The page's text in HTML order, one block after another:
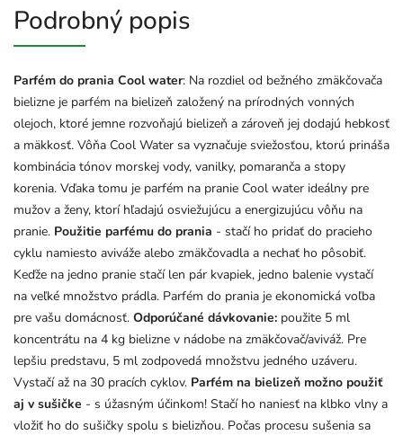
Podrobný popis
Parfém do prania Cool water: Na rozdiel od bežného zmäkčovača
bielizne je parfém na bielizeň založený na prírodných vonných
olejoch, ktoré jemne rozvoňajú bielizeň a zároveň jej dodajú hebkosť
a mäkkosť. Vôňa Cool Water sa vyznačuje sviežosťou, ktorú prináša
kombinácia tónov morskej vody, vanilky, pomaranča a stopy
korenia. Vďaka tomu je parfém na pranie Cool water ideálny pre
mužov a ženy, ktorí hľadajú osviežujúcu a energizujúcu vôňu na
pranie. Použitie parfému do prania - stačí ho pridať do pracieho
cyklu namiesto aviváže alebo zmäkčovadla a nechať ho pôsobiť.
Keďže na jedno pranie stačí len pár kvapiek, jedno balenie vystačí
na veľké množstvo prádla. Parfém do prania je ekonomická voľba
pre vašu domácnosť. Odporúčané dávkovanie: použite 5 ml
koncentrátu na 4 kg bielizne v nádobe na zmäkčovač/aviváž. Pre
lepšiu predstavu, 5 ml zodpovedá množstvu jedného uzáveru.
Vystačí až na 30 pracích cyklov. Parfém na bielizeň možno použiť
aj v sušičke - s úžasným účinkom! Stačí ho naniesť na klbko vlny a
vložiť ho do sušičky spolu s bielizňou. Počas procesu sušenia sa